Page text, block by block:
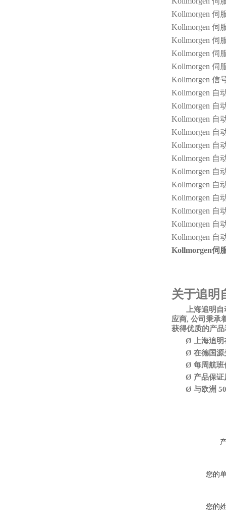
Kollmorgen 伺
Kollmorgen 伺
Kollmorgen 伺
Kollmorgen 伺
Kollmorgen 伺
Kollmorgen 信
Kollmorgen 自
Kollmorgen 自
Kollmorgen 自
Kollmorgen 自
Kollmorgen 自
Kollmorgen 自
Kollmorgen 自
Kollmorgen 自
Kollmorgen 自
Kollmorgen 自
Kollmorgen 自
Kollmorgen 自
Kollmorgen伺
关于追明
上海追明
应商, 公司秉承
获得优质的产
Ø
上海追
Ø 在德国源
Ø 每周航班
Ø 产品保
Ø 与欧洲
您的
您的